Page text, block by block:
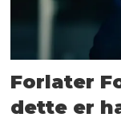
Forlater
dette er